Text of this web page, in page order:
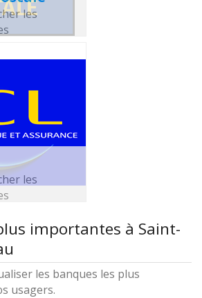
les
les
importantes à Saint-
les banques les plus
usagers.